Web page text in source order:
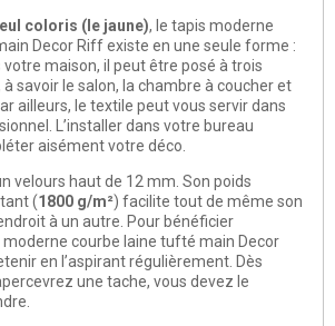
coloris (le jaune), le tapis moderne
Decor Riff existe en une seule forme :
maison, il peut être posé à trois
savoir le salon, la chambre à coucher et
ailleurs, le textile peut vous servir dans
L’installer dans votre bureau
aisément votre déco.
velours haut de 12 mm. Son poids
(1800 g/m²) facilite tout de même son
à un autre. Pour bénéficier
courbe laine tufté main Decor
en l’aspirant régulièrement. Dès
une tache, vous devez le